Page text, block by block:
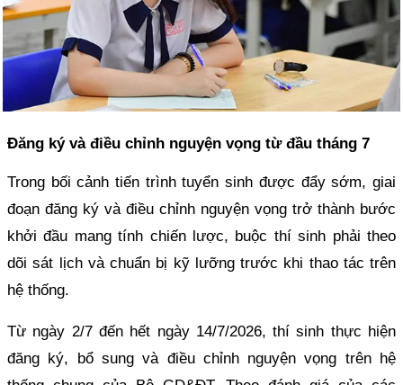
Đăng ký và điều chỉnh nguyện vọng từ đầu tháng 7
Trong bối cảnh tiến trình tuyển sinh được đẩy sớm, giai
đoạn đăng ký và điều chỉnh nguyện vọng trở thành bước
khởi đầu mang tính chiến lược, buộc thí sinh phải theo
dõi sát lịch và chuẩn bị kỹ lưỡng trước khi thao tác trên
hệ thống.
Từ ngày 2/7 đến hết ngày 14/7/2026, thí sinh thực hiện
đăng ký, bổ sung và điều chỉnh nguyện vọng trên hệ